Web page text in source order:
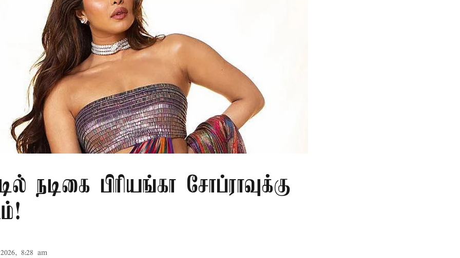
நடிகை பிரியங்கா சோப்ராவுக்கு
8:28 am